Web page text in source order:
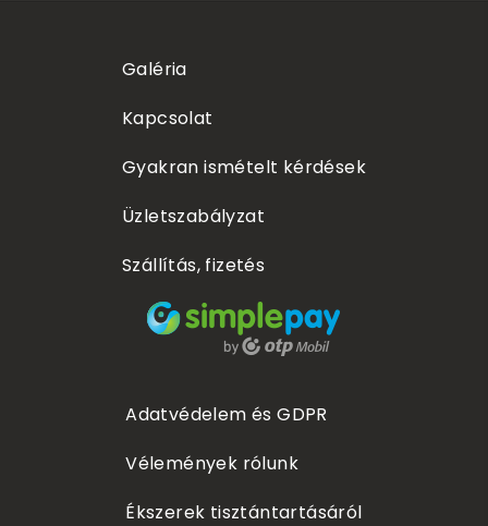
Galéria
Kapcsolat
Gyakran ismételt kérdések
Üzletszabályzat
Szállítás, fizetés
Adatvédelem és GDPR
Vélemények rólunk
Ékszerek tisztántartásáról